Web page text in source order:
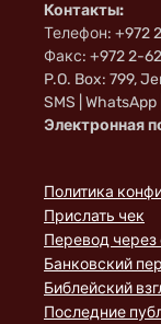
Контакты:
Телефон: +972
Факс: +972 2-
P.O. Box: 799,
SMS |
Электронная
Политика
Прислать чек
Перевод
Банковский
Библейский
Последние